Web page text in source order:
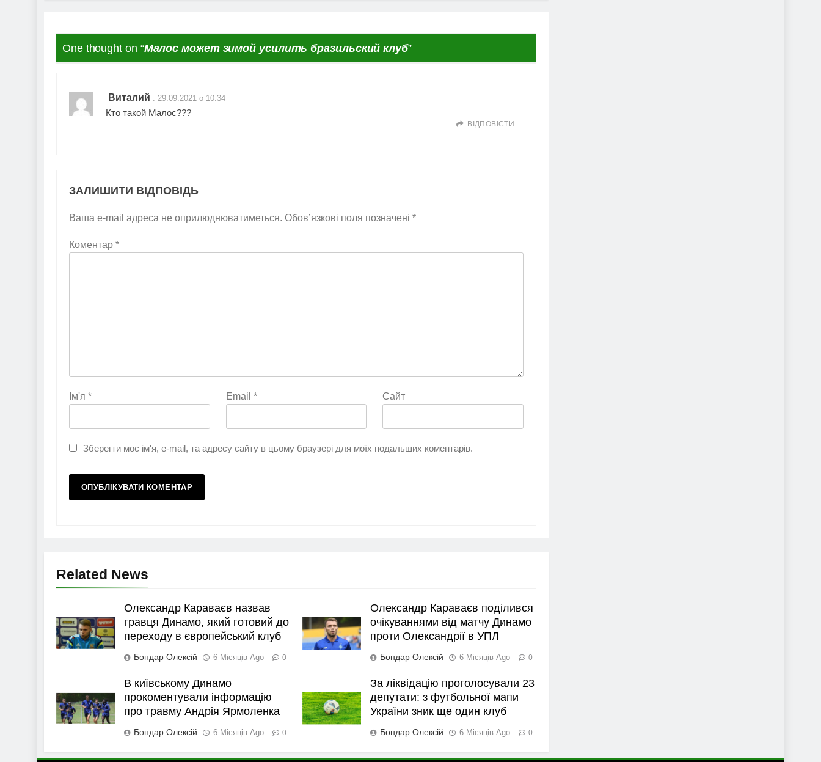
One thought on “Малос может зимой усилить бразильский клуб”
Виталий : 29.09.2021 о 10:34
Кто такой Малос???
ВІДПОВІCТИ
ЗАЛИШИТИ ВІДПОВІДЬ
Ваша e-mail адреса не оприлюднюватиметься. Обов’язкові поля позначені *
Коментар *
Ім'я * Email * Сайт
Зберегти моє ім'я, e-mail, та адресу сайту в цьому браузері для моїх подальших коментарів.
Related News
Олександр Караваєв назвав
гравця Динамо, який готовий до
переходу в європейський клуб
Бондар Олексій 6 Місяців Ago 0
Олександр Караваєв поділився
очікуваннями від матчу Динамо
проти Олександрії в УПЛ
Бондар Олексій 6 Місяців Ago 0
В київському Динамо
прокоментували інформацію
про травму Андрія Ярмоленка
Бондар Олексій 6 Місяців Ago 0
За ліквідацію проголосували 23
депутати: з футбольної мапи
України зник ще один клуб
Бондар Олексій 6 Місяців Ago 0